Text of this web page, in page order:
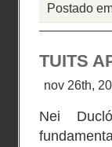
Postado
TUITS
nov 26th,
Nei